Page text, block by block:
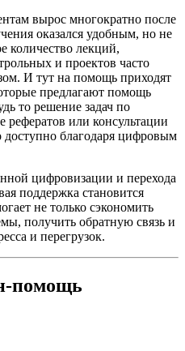
вырос многократно после
оказался удобным, но не
количество лекций,
и проектов часто
И тут на помощь приходят
предлагают помощь
то решение задач по
или консультации
доступно благодаря цифровым
цифровизации и перехода
поддержка становится
не только сэкономить
получить обратную связь и
и перегрузок.
помощь